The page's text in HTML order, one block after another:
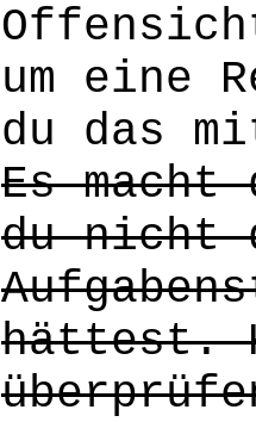
um eine
du das
Es
du nicht
hättest.